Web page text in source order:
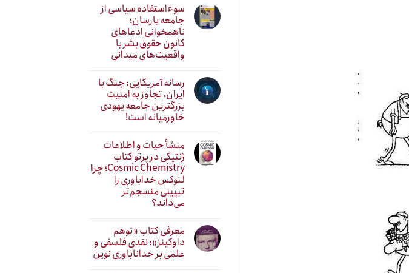
سوءاستفاده سیاسی از
جامعه یارسان؛
ناهمخوانی ادعاهای
کانون حقوق بشر با
واقعیت‌های میدانی
رسانه آمریکایی: جنگ با
ایران، تجاوز به امنیت
بزرگترین جامعه یهودی
خاورمیانه است!
منشأ حیات و اطلاعات
ژنتیکی در پرتو کتاب
Cosmic Chemistry؛ چرا
لنوکس خداباوری را
تبیینی منسجم‌تر
می‌داند؟
معرفی کتاب «توهم
داوکینز»: نقدی فلسفی و
علمی بر خداناباوری نوین